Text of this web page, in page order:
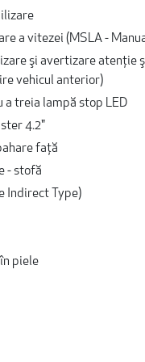
a vitezei (MSLA -
şi avertizare atenţie
vehicul anterior)
a treia lampă stop LED
4.2"
faţă
- stofă
Indirect Type)
piele